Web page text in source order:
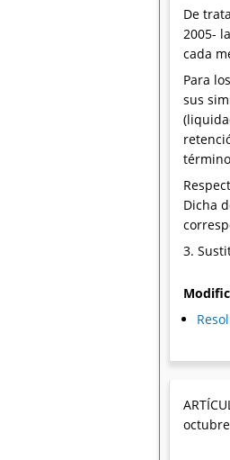
De
2005-
cada
Para
sus
Dicha
3.